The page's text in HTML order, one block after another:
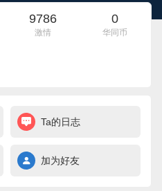
9786
激情
0
华同币
Ta的日志
加为好友